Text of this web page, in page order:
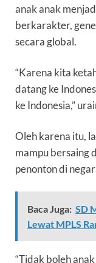
anak anak
berkarakter,
secara global.
“Karena kita
datang ke
ke Indonesia,”
Oleh karena itu,
mampu bersaing
penonton di
Baca Juga: SD
Lewat MPLS
“Tidak boleh